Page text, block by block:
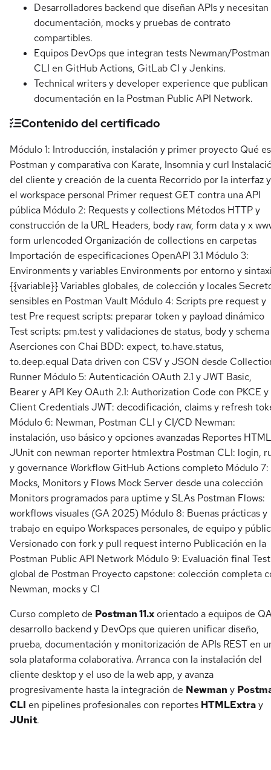
Desarrolladores backend que diseñan APIs y necesitan
documentación, mocks y pruebas de contrato
compartibles.
Equipos DevOps que integran tests Newman/Postman
CLI en GitHub Actions, GitLab CI y Jenkins.
Technical writers y developer experience que publican
documentación en la Postman Public API Network.
Contenido del certificado
Módulo 1: Introducción, instalación y primer proyecto Qué es
Postman y comparativa con Karate, Insomnia y curl
del cliente y creación de la cuenta Recorrido por la interfaz y
el workspace personal Primer request GET contra una API
pública Módulo 2: Requests y collections Métodos HTTP y
construcción de la URL Headers, body raw, form data y x
form urlencoded Organización de collections en carpetas
Importación de especificaciones OpenAPI 3.1 Módulo 3:
Environments y variables Environments por entorno y
{{variable}} Variables globales, de colección y locales
sensibles en Postman Vault Módulo 4: Scripts pre request y
test Pre request scripts: preparar token y payload dinámico
Test scripts: pm.test y validaciones de status, body y schema
Aserciones con Chai BDD: expect, to.have.status,
to.deep.equal Data driven con CSV y JSON desde
Runner Módulo 5: Autenticación OAuth 2.1 y JWT Basic,
Bearer y API Key OAuth 2.1: Authorization Code con PKCE y
Client Credentials JWT: decodificación, claims y refresh
Módulo 6: Newman, Postman CLI y CI/CD Newman:
instalación, uso básico y opciones avanzadas Reportes
JUnit con newman reporter htmlextra Postman CLI: login,
y governance Workflow GitHub Actions completo Módulo 7:
Mocks, Monitors y Flows Mock Server desde una colección
Monitors programados para uptime y SLAs Postman Flows:
workflows visuales (GA 2025) Módulo 8: Buenas prácticas y
trabajo en equipo Workspaces personales, de equipo y
Versionado con fork y pull request interno Publicación en la
Postman Public API Network Módulo 9: Evaluación final Test
global de Postman Proyecto capstone: colección completa
Newman, mocks y CI
Curso completo de Postman 11.x orientado a equipos de
desarrollo backend y DevOps que quieren unificar diseño,
prueba, documentación y monitorización de APIs REST en
sola plataforma colaborativa. Arranca con la instalación del
cliente desktop y el uso de la web app, y avanza
progresivamente hasta la integración de Newman y
CLI en pipelines profesionales con reportes HTMLExtray
JUnit.